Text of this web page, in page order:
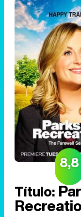
8,8
Título: